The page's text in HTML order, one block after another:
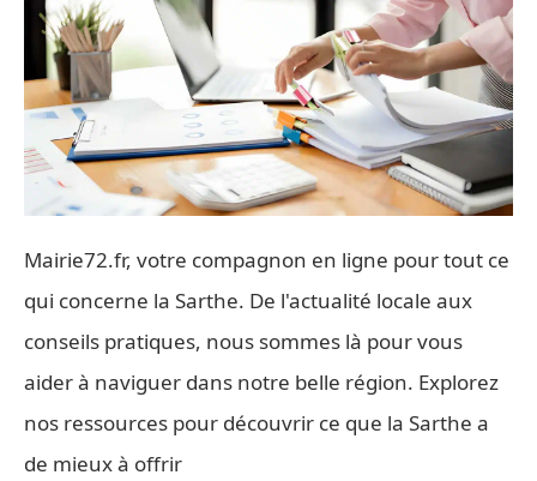
Mairie72.fr, votre compagnon en ligne pour tout ce
qui concerne la Sarthe. De l'actualité locale aux
conseils pratiques, nous sommes là pour vous
aider à naviguer dans notre belle région. Explorez
nos ressources pour découvrir ce que la Sarthe a
de mieux à offrir